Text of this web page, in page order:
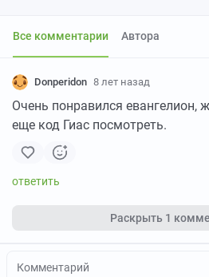
Все комментарии Автора
Donperidon 8 лет назад
Очень понравился евангелион,
еще код Гиас посмотреть.
Раскрыть 1